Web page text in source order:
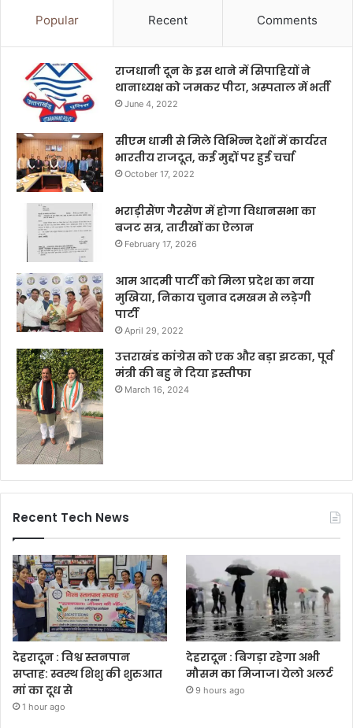
Popular Recent Comments
राजधानी दून के इस थाने में सिपाहियों ने
थानाध्यक्ष को जमकर पीटा, अस्पताल में भर्ती
June 4, 2022
सीएम धामी से मिले विभिन्न देशों में कार्यरत
भारतीय राजदूत, कई मुद्दों पर हुई चर्चा
October 17, 2022
भराड़ीसैंण गैरसैंण में होगा विधानसभा का
बजट सत्र, तारीखों का ऐलान
February 17, 2026
आम आदमी पार्टी को मिला प्रदेश का नया
मुखिया, निकाय चुनाव दमखम से लड़ेगी
पार्टी
April 29, 2022
उत्तराखंड कांग्रेस को एक और बड़ा झटका, पूर्व
मंत्री की बहु ने दिया इस्तीफा
March 16, 2024
Recent Tech News
देहरादून : विश्व स्तनपान
सप्ताह: स्वस्थ शिशु की शुरुआत
मां का दूध से
1 hour ago
देहरादून : बिगड़ा रहेगा अभी
मौसम का मिजाज। येलो अलर्ट
9 hours ago